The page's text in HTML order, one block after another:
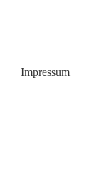
Impressum